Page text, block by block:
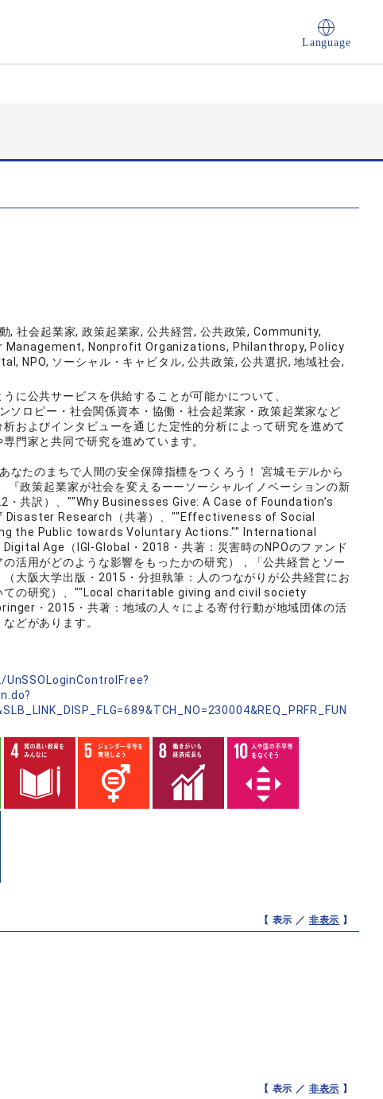
Language
, 社会起業家, 政策起業家, 公共経営, 公共政策, Community,
Management, Nonprofit Organizations, Philanthropy, Policy
NPO, ソーシャル・キャピタル, 公共政策, 公共選択, 地域社会,
に公共サービスを供給することが可能かについて、
ソロピー・社会関係資本・協働・社会起業家・政策起業家など
およびインタビューを通じた定性的分析によって研究を進めて
門家と共同で研究を進めています。
なたのまちで人間の安全保障指標をつくろう！ 宮城モデルから
政策起業家が社会を変えるーーソーシャルイノベーションの新
・共訳）、""Why Businesses Give: A Case of Foundation’s
Research（共著）、""Effectiveness of Social
the Public towards Voluntary Actions."" International
Age（IGI-Global・2018・共著：災害時のNPOのファンド
活用がどのような影響をもったかの研究），「公共経営とソー
大阪大学出版・2015・分担執筆：人のつながりが公共経営にお
ての研究）、""Local charitable giving and civil society
・2015・共著：地域の人々による寄付行動が地域団体の活
どがあります。
【 表示 ／ 非表示 】
【 表示 ／ 非表示 】